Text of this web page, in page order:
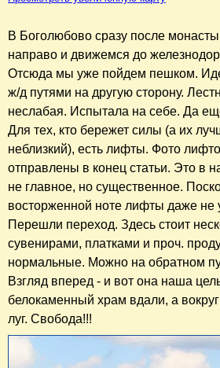
В Боголюбово сразу после
направо и движемся до
Отсюда мы уже пойдем пешком.
ж/д путями на другую сторону.
неслабая. Испытала на себе. Да
Для тех, кто бережет силы (а их
неблизкий), есть лифты. Фото
отправлены в конец статьи. Это в
не главное, но существенное.
восторженной ноте лифты даже не
Перешли переход. Здесь стоит
сувенирами, платками и проч.
нормальные. Можно на обратном
Взгляд вперед - и вот она наша
белокаменный храм вдали, а
луг. Свобода!!!